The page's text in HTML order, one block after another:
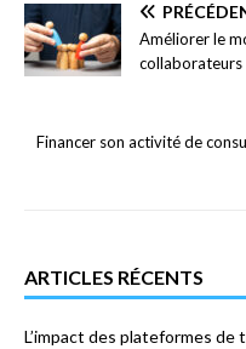
Améliorer le
collaborateurs
Financer son activité de
ARTICLES RÉCENTS
L’impact des plateformes